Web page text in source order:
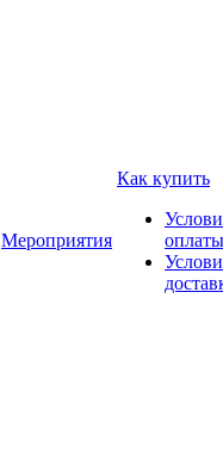
Мероприятия
Как купить
оплаты